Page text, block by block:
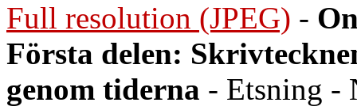
Full resolution (JPEG) -
Första delen:
genom tiderna - Etsning -